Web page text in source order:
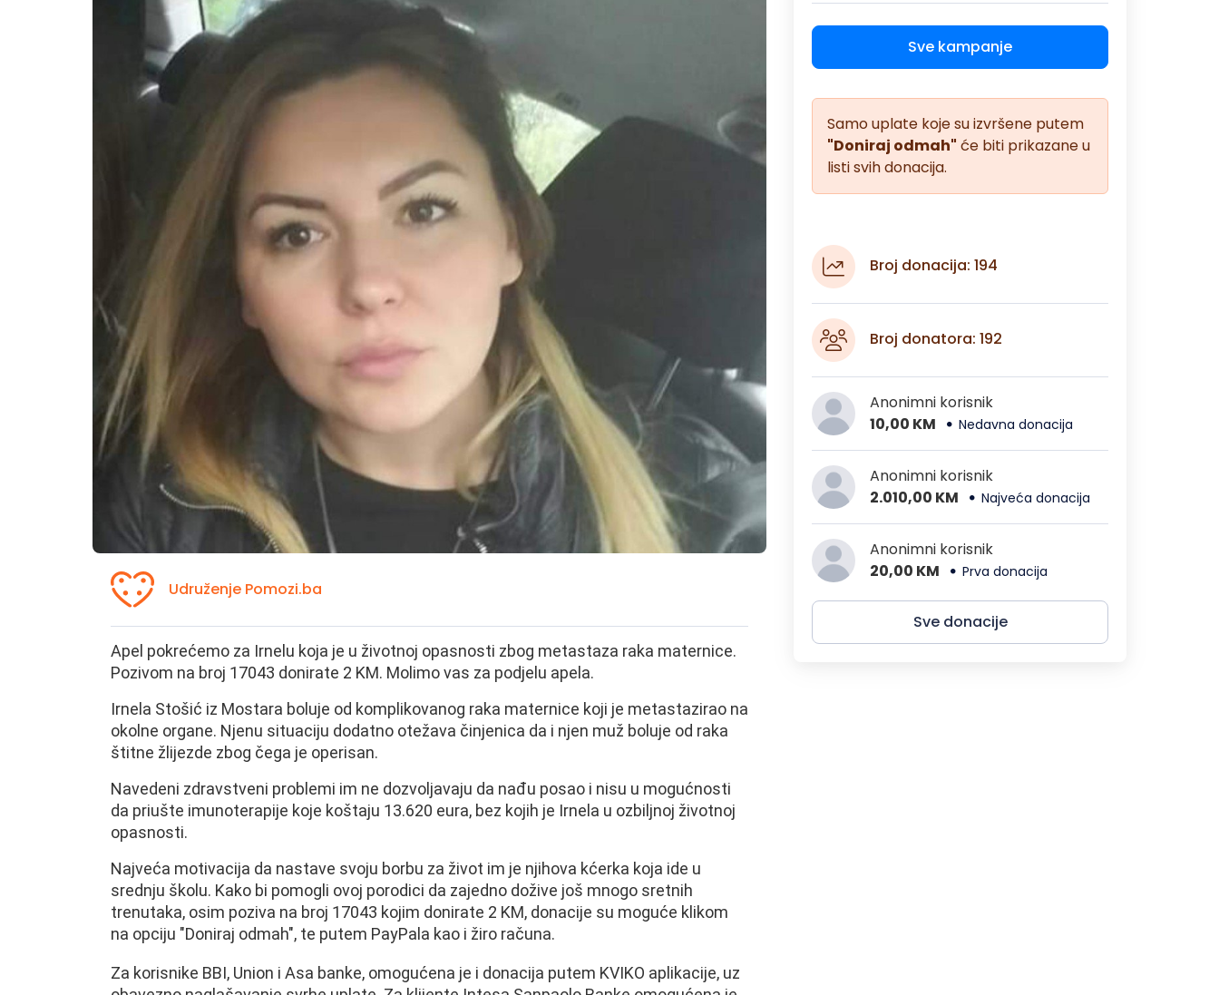
Udruženje Pomozi.ba
Apel pokrećemo za Irnelu koja je u životnoj opasnosti zbog metastaza raka maternice.
Pozivom na broj 17043 donirate 2 KM. Molimo vas za podjelu apela.
Irnela Stošić iz Mostara boluje od komplikovanog raka maternice koji je metastazirao na
okolne organe. Njenu situaciju dodatno otežava činjenica da i njen muž boluje od raka
štitne žlijezde zbog čega je operisan.
Navedeni zdravstveni problemi im ne dozvoljavaju da nađu posao i nisu u mogućnosti
da priušte imunoterapije koje koštaju 13.620 eura, bez kojih je Irnela u ozbiljnoj životnoj
opasnosti.
Najveća motivacija da nastave svoju borbu za život im je njihova kćerka koja ide u
srednju školu. Kako bi pomogli ovoj porodici da zajedno dožive još mnogo sretnih
trenutaka, osim poziva na broj 17043 kojim donirate 2 KM, donacije su moguće klikom
na opciju "Doniraj odmah", te putem PayPala kao i žiro računa.
Za korisnike BBI, Union i Asa banke, omogućena je i donacija putem KVIKO aplikacije, uz
Sve kampanje
Samo uplate koje su izvršene putem
"Doniraj odmah" će biti prikazane u
listi svih donacija.
Broj donacija: 194
Broj donatora: 192
Anonimni korisnik
10,00 KM
Nedavna donacija
Anonimni korisnik
2.010,00 KM
Najveća donacija
Anonimni korisnik
20,00 KM
Prva donacija
Sve donacije